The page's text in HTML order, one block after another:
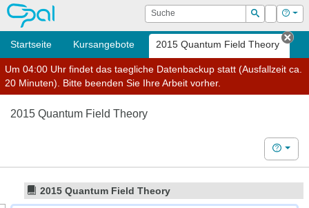
OPAL Suche
Suchen
Login Hilfe
Startseite Kursangebote 2015 Quantum Field Theory
Um 04:00 Uhr findet das taegliche Datenbackup statt (Ausfallzeit ca.
20 Minuten). Bitte beenden Sie Ihre Arbeit vorher.
2015 Quantum Field Theory
Hilfe
2015 Quantum Field Theory